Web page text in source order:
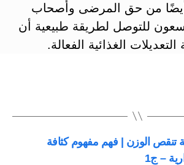
أيضًا من حق المرضى وأصحاب
يسعون للتوصل لطريقة طبيعية أن
الغذائية الفعالة.
تنقص الوزن | فهم مفهوم كثافة
– ج1